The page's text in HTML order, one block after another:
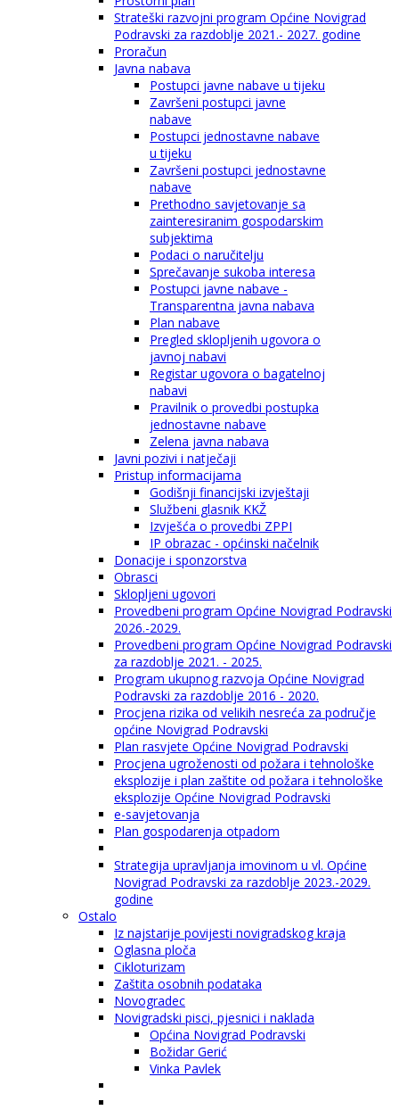
Strateški razvojni program Općine Novigrad
Podravski za razdoblje 2021.- 2027. godine
Proračun
Javna nabava
Postupci javne nabave u tijeku
Završeni postupci javne
nabave
Postupci jednostavne nabave
u tijeku
Završeni postupci jednostavne
nabave
Prethodno savjetovanje sa
zainteresiranim gospodarskim
subjektima
Podaci o naručitelju
Sprečavanje sukoba interesa
Postupci javne nabave -
Transparentna javna nabava
Plan nabave
Pregled sklopljenih ugovora o
javnoj nabavi
Registar ugovora o bagatelnoj
nabavi
Pravilnik o provedbi postupka
jednostavne nabave
Zelena javna nabava
Javni pozivi i natječaji
Pristup informacijama
Godišnji financijski izvještaji
Službeni glasnik KKŽ
Izvješća o provedbi ZPPI
IP obrazac - općinski načelnik
Donacije i sponzorstva
Obrasci
Sklopljeni ugovori
Provedbeni program Općine Novigrad Podravski
2026.-2029.
Provedbeni program Općine Novigrad Podravski
za razdoblje 2021. - 2025.
Program ukupnog razvoja Općine Novigrad
Podravski za razdoblje 2016 - 2020.
Procjena rizika od velikih nesreća za područje
općine Novigrad Podravski
Plan rasvjete Općine Novigrad Podravski
Procjena ugroženosti od požara i tehnološke
eksplozije i plan zaštite od požara i tehnološke
eksplozije Općine Novigrad Podravski
e-savjetovanja
Plan gospodarenja otpadom
Strategija upravljanja imovinom u vl. Općine
Novigrad Podravski za razdoblje 2023.-2029.
godine
Ostalo
Iz najstarije povijesti novigradskog kraja
Oglasna ploča
Cikloturizam
Zaštita osobnih podataka
Novogradec
Novigradski pisci, pjesnici i naklada
Općina Novigrad Podravski
Božidar Gerić
Vinka Pavlek